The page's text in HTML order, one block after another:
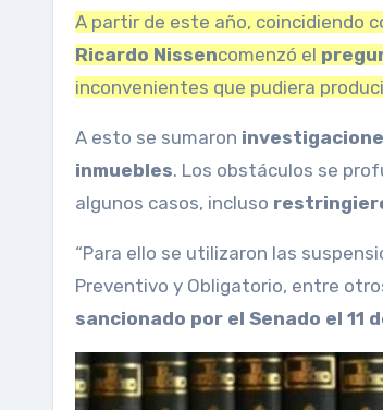
A partir de este año, coincidiendo
Ricardo Nissencomenzó el
inconvenientes que pudiera
A esto se sumaron
inmuebles. Los obstáculos se
algunos casos, incluso
“Para ello se utilizaron las
Preventivo y Obligatorio, entre
sancionado por el Senado el 11